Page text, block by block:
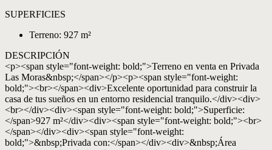
SUPERFICIES
Terreno: 927 m²
DESCRIPCIÓN
<p><span style="font-weight: bold;">Terreno en venta en Privada
Las Moras&nbsp;</span></p><p><span style="font-weight:
bold;"><br></span><div>Excelente oportunidad para construir la
casa de tus sueños en un entorno residencial tranquilo.</div><div>
<br></div><div><span style="font-weight: bold;">Superficie:
</span>927 m²</div><div><span style="font-weight: bold;"><br>
</span></div><div><span style="font-weight:
bold;">&nbsp;Privada con:</span></div><div>&nbsp;Área